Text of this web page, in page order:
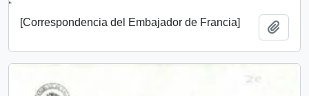
[Correspondencia del Embajador de Francia]